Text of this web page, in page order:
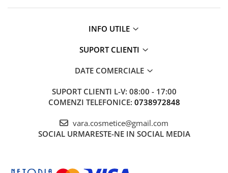
Cettua
Spirulina
Vitamina E
INFO UTILE
SUPORT CLIENTI
DATE COMERCIALE
SUPORT CLIENTI L-V: 08:00 - 17:00
COMENZI TELEFONICE: 0738972848
vara.cosmetice@gmail.com
SOCIAL URMARESTE-NE IN SOCIAL MEDIA